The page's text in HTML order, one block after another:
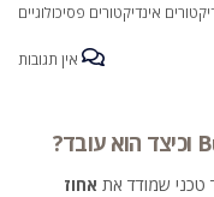
אינדיקטורים פסיכולוגיים
אין תגובות
טכני שמודד את אחוז